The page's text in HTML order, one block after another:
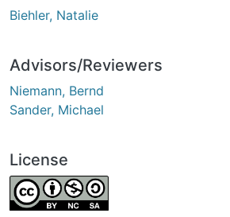
Biehler, Natalie
Advisors/Reviewers
Niemann, Bernd
Sander, Michael
License